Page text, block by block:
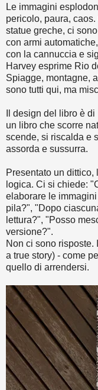
Le immagini
pericolo, paura,
statue greche, ci
con armi
con la cannuccia e
Harvey esprime Rio
Spiagge, montagne,
sono tutti qui, ma
Il design del libro è
un libro che scorre
scende, si riscalda e
assorda e sussurra.
Presentato un
logica. Ci si chiede:
elaborare le
pila?", "Dopo
lettura?", "Posso
versione?".
Non ci sono risposte.
a true story) - come
quello di arrendersi.